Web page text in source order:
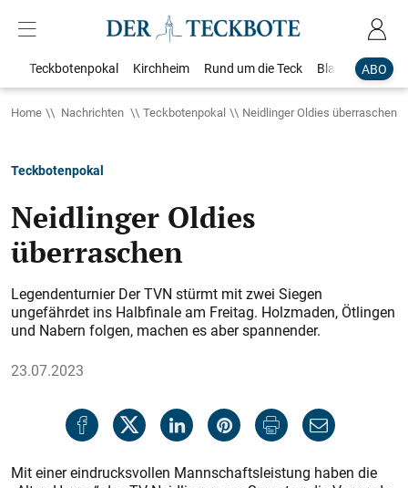
ABO
Teckbotenpokal Kirchheim Rund um die Teck Blaulicht
Home Nachrichten Teckbotenpokal Neidlinger Oldies überraschen
Teckbotenpokal
Neidlinger Oldies
überraschen
Legendenturnier Der TVN stürmt mit zwei Siegen
ungefährdet ins Halbfinale am Freitag. Holzmaden, Ötlingen
und Nabern folgen, machen es aber spannender.
23.07.2023
Mit einer eindrucksvollen Mannschaftsleistung haben die